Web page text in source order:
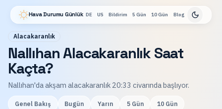
Hava Durumu Günlük DE US Bildirim 5 Gün 10 Gün Blog
Alacakaranlık
Nallıhan Alacakaranlık Saat
Kaçta?
Nallıhan'da akşam alacakaranlık 20:33 civarında başlıyor.
Genel Bakış Bugün Yarın 5 Gün 10 Gün